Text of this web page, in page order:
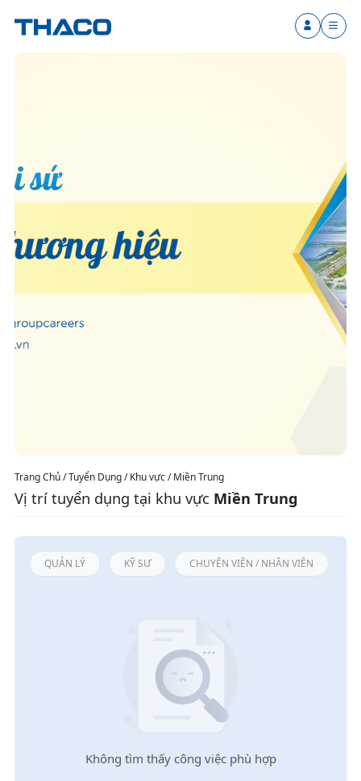
Trang Chủ / Tuyển Dụng / Khu vực / Miền Trung
Vị trí tuyển dụng tại khu vực Miền Trung
QUẢN LÝ KỸ SƯ CHUYÊN VIÊN / NHÂN VIÊN
Không tìm thấy công việc phù hợp